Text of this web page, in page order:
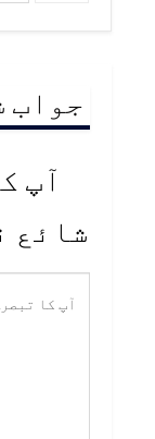
جواب
آپ
شائع